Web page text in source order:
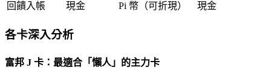
回饋入帳
現金 Pi 幣（可折現） 現金
各卡深入分析
富邦 J 卡：最適合「懶人」的主力卡